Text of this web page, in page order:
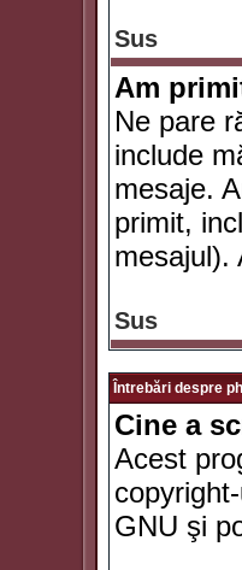
Sus
Am
Ne pare
include
mesaje.
primit,
mesajul).
Sus
Întrebări despre
Cine a
Acest
GNU şi